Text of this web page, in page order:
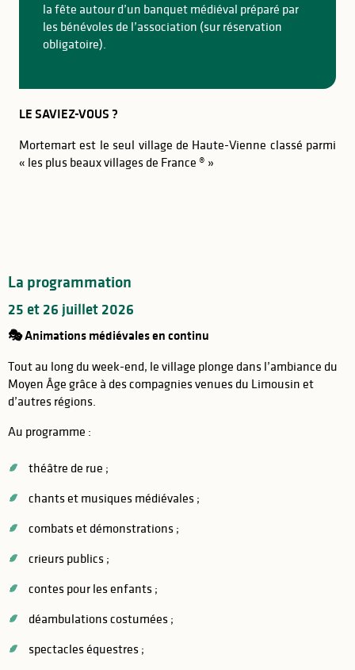
la fête autour d’un banquet médiéval préparé par
les bénévoles de l’association (sur réservation
obligatoire).
LE SAVIEZ-VOUS ?
Mortemart est le seul village de Haute-Vienne classé parmi
« les plus beaux villages de France ® »
La programmation
25 et 26 juillet 2026
🎭 Animations médiévales en continu
Tout au long du week-end, le village plonge dans l’ambiance du
Moyen Âge grâce à des compagnies venues du Limousin et
d’autres régions.
Au programme :
théâtre de rue ;
chants et musiques médiévales ;
combats et démonstrations ;
crieurs publics ;
contes pour les enfants ;
déambulations costumées ;
spectacles équestres ;